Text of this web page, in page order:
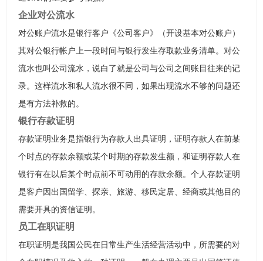
企业对公流水
对公账户流水是银行客户《公司客户》（开设基本对公账户）
其对公银行帐户上一段时间与银行发生存取款业务清单。对公
流水也叫公司流水，说白了就是公司与公司之间账目往来的记
录。这样流水和私人流水很不同，如果出现流水不够的问题还
是有方法补救的。
银行存款证明
存款证明业务是指银行为存款人出具证明，证明存款人在前某
个时点的存款余额或某个时期的存款发生额，和证明存款人在
银行有在以后某个时点前不可动用的存款余额。个人存款证明
是客户因出国留学、探亲、旅游、移民定居、经商或其他目的
需要开具的资信证明。
员工在职证明
在职证明是我国公民在日常生产生活经营活动中，所需要的对